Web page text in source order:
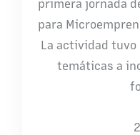
para
La actividad
temáticas a